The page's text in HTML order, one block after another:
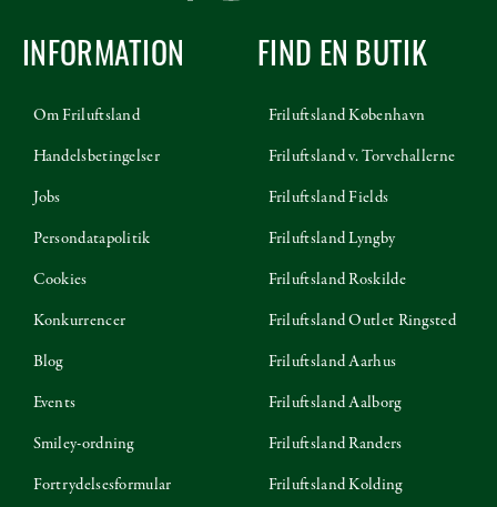
INFORMATION
Om Friluftsland
Handelsbetingelser
Jobs
Persondatapolitik
Cookies
Konkurrencer
Blog
Events
Smiley-ordning
Fortrydelsesformular
FIND EN BUTIK
Friluftsland København
Friluftsland v. Torvehallerne
Friluftsland Fields
Friluftsland Lyngby
Friluftsland Roskilde
Friluftsland Outlet Ringsted
Friluftsland Aarhus
Friluftsland Aalborg
Friluftsland Randers
Friluftsland Kolding